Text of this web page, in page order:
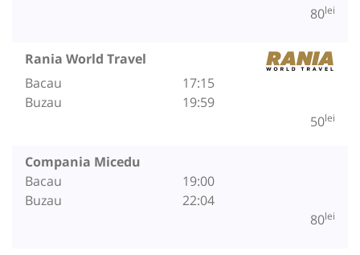
80lei
Rania World Travel
Bacau
Buzau
17:15
19:59
50lei
Compania Micedu
Bacau
Buzau
19:00
22:04
80lei